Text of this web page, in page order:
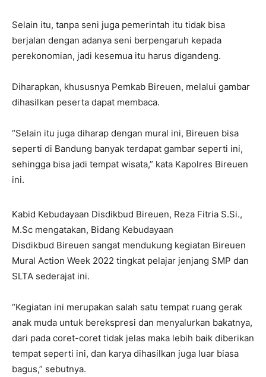
Selain itu, tanpa seni juga pemerintah itu tidak bisa
berjalan dengan adanya seni berpengaruh kepada
perekonomian, jadi kesemua itu harus digandeng.
Diharapkan, khususnya Pemkab Bireuen, melalui gambar
dihasilkan peserta dapat membaca.
“Selain itu juga diharap dengan mural ini, Bireuen bisa
seperti di Bandung banyak terdapat gambar seperti ini,
sehingga bisa jadi tempat wisata,” kata Kapolres Bireuen
ini.
Kabid Kebudayaan Disdikbud Bireuen, Reza Fitria S.Si.,
M.Sc mengatakan, Bidang Kebudayaan
Disdikbud Bireuen sangat mendukung kegiatan Bireuen
Mural Action Week 2022 tingkat pelajar jenjang SMP dan
SLTA sederajat ini.
“Kegiatan ini merupakan salah satu tempat ruang gerak
anak muda untuk berekspresi dan menyalurkan bakatnya,
dari pada coret-coret tidak jelas maka lebih baik diberikan
tempat seperti ini, dan karya dihasilkan juga luar biasa
bagus,” sebutnya.